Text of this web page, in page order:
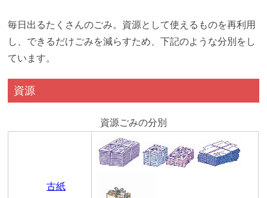
毎日出るたくさんのごみ。資源として使えるものを再利用
し、できるだけごみを減らすため、下記のような分別をし
ています。
資源
資源ごみの分別
古紙